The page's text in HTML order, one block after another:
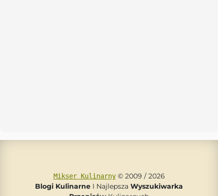
Mikser Kulinarny© 2009 / 2026
Blogi Kulinarne I Najlepsza Wyszukiwarka